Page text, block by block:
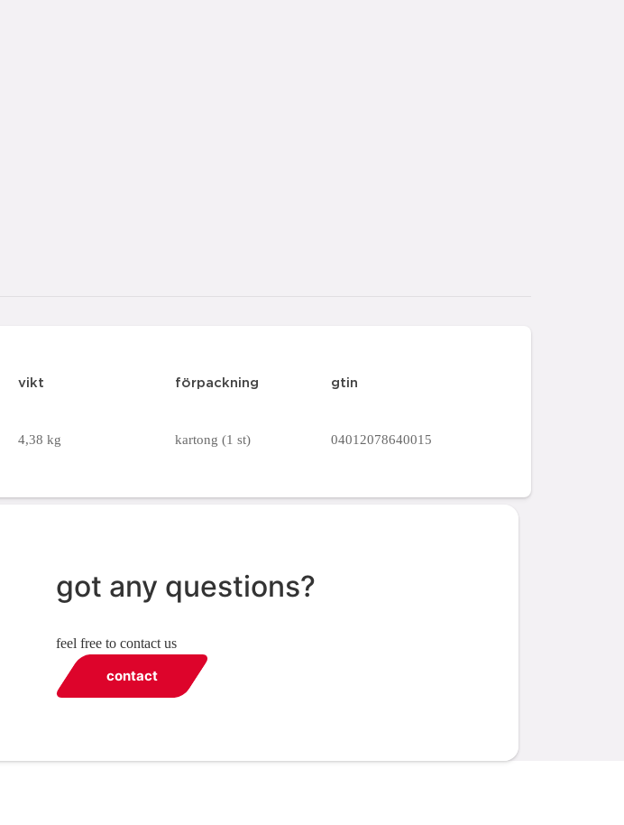
vikt förpackning gtin
4,38 kg kartong (1 st) 04012078640015
got any questions?
feel free to contact us
contact